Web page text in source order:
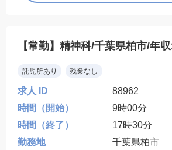
【常勤】精神科/千葉県柏市/年
託児所あり 残業なし
求人 ID
88962
時間（開始）
9時00分
時間（終了）
17時30分
勤務地
千葉県柏市